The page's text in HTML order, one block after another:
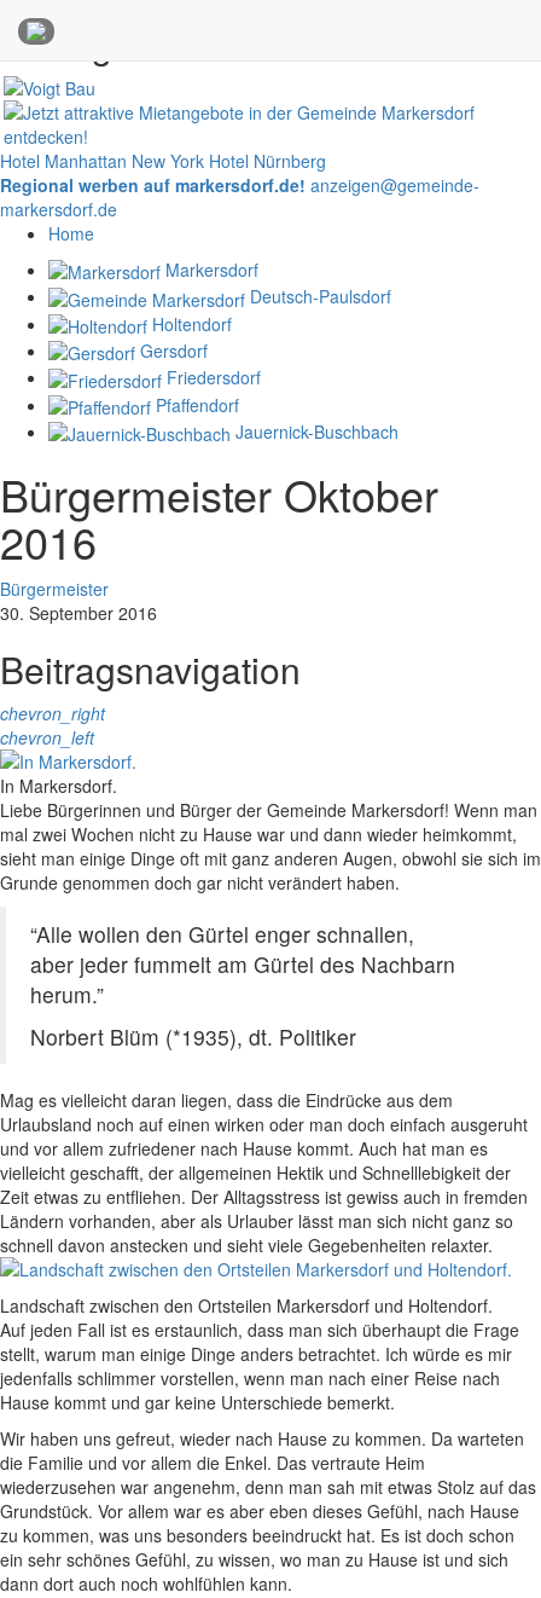
Anzeigen
Hotel Manhattan New York Hotel Nürnberg
Regional werben auf markersdorf.de! anzeigen@gemeinde-
markersdorf.de
Home
Markersdorf
Deutsch-Paulsdorf
Holtendorf
Gersdorf
Friedersdorf
Pfaffendorf
Jauernick-Buschbach
Bürgermeister Oktober
2016
Bürgermeister
30. September 2016
Beitragsnavigation
chevron_right
chevron_left
In Markersdorf.
Liebe Bürgerinnen und Bürger der Gemeinde Markersdorf! Wenn man
mal zwei Wochen nicht zu Hause war und dann wieder heimkommt,
sieht man einige Dinge oft mit ganz anderen Augen, obwohl sie sich im
Grunde genommen doch gar nicht verändert haben.
“Alle wollen den Gürtel enger schnallen,
aber jeder fummelt am Gürtel des Nachbarn
herum.”
Norbert Blüm (*1935), dt. Politiker
Mag es vielleicht daran liegen, dass die Eindrücke aus dem
Urlaubsland noch auf einen wirken oder man doch einfach ausgeruht
und vor allem zufriedener nach Hause kommt. Auch hat man es
vielleicht geschafft, der allgemeinen Hektik und Schnelllebigkeit der
Zeit etwas zu entfliehen. Der Alltagsstress ist gewiss auch in fremden
Ländern vorhanden, aber als Urlauber lässt man sich nicht ganz so
schnell davon anstecken und sieht viele Gegebenheiten relaxter.
Landschaft zwischen den Ortsteilen Markersdorf und Holtendorf.
Auf jeden Fall ist es erstaunlich, dass man sich überhaupt die Frage
stellt, warum man einige Dinge anders betrachtet. Ich würde es mir
jedenfalls schlimmer vorstellen, wenn man nach einer Reise nach
Hause kommt und gar keine Unterschiede bemerkt.
Wir haben uns gefreut, wieder nach Hause zu kommen. Da warteten
die Familie und vor allem die Enkel. Das vertraute Heim
wiederzusehen war angenehm, denn man sah mit etwas Stolz auf das
Grundstück. Vor allem war es aber eben dieses Gefühl, nach Hause
zu kommen, was uns besonders beeindruckt hat. Es ist doch schon
ein sehr schönes Gefühl, zu wissen, wo man zu Hause ist und sich
dann dort auch noch wohlfühlen kann.